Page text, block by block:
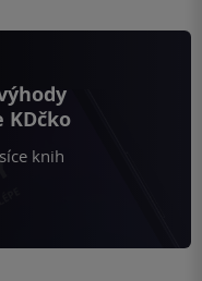
KDčko
knih